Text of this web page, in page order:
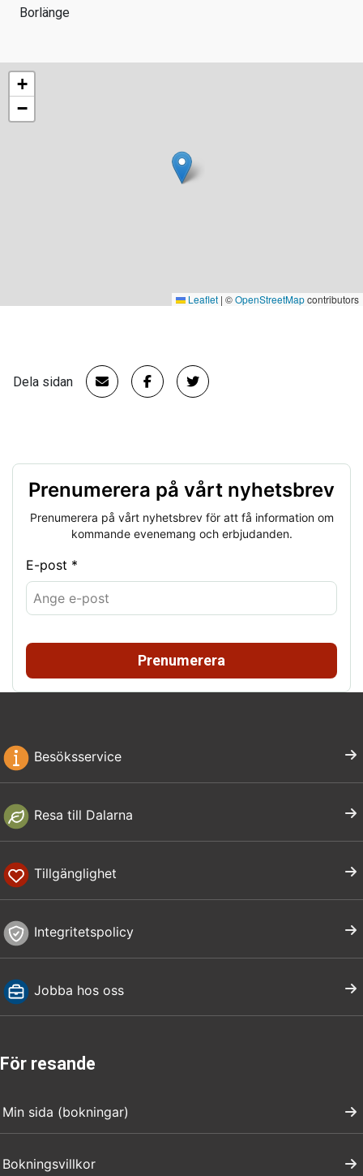
Borlänge
+
−
Leaflet | ©OpenStreetMapcontributors
Dela sidan
Prenumerera på vårt nyhetsbrev
Prenumerera på vårt nyhetsbrev för att få information om
kommande evenemang och erbjudanden.
E-post *
Prenumerera
Besöksservice
Resa till Dalarna
Tillgänglighet
Integritetspolicy
Jobba hos oss
För resande
Min sida (bokningar)
Bokningsvillkor